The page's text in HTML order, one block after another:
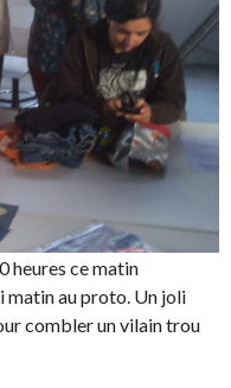
heures ce matin
matin au proto. Un joli
combler un vilain trou